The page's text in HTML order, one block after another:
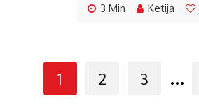
3 Min Ketija
1 2 3 ...